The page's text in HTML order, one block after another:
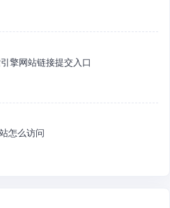
擎网站链接提交入口
怎么访问